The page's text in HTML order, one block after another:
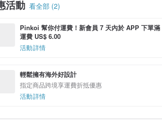
活動 看全部 (2)
Pinkoi 幫你付運費！新會員 7 天內於 APP 下單
運費 US$ 6.00
活動詳情
輕鬆擁有海外好設計
指定商品跨境享運費折抵優惠
活動詳情